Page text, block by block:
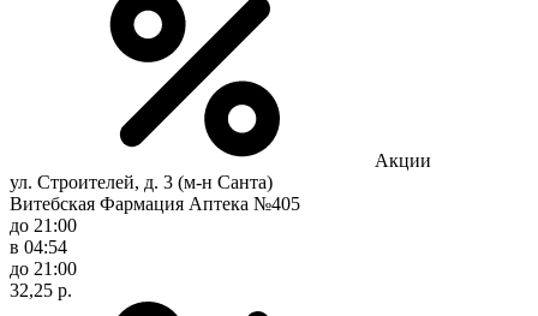
Акции
ул. Строителей, д. 3 (м-н Санта)
Витебская Фармация Аптека №405
до 21:00
в 04:54
до 21:00
32,25 р.